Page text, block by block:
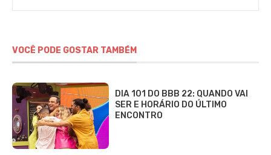
VOCÊ PODE GOSTAR TAMBÉM
DIA 101 DO BBB 22: QUANDO VAI
SER E HORÁRIO DO ÚLTIMO
ENCONTRO